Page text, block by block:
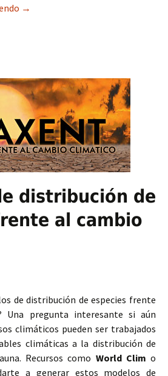
Herramienta Maxent para ArcGIS
→
distribución de
al cambio
de distribución de especies frente
Una pregunta interesante si aún
climáticos pueden ser trabajados
climáticas a la distribución de
Recursos como World Clim o
a generar estos modelos de